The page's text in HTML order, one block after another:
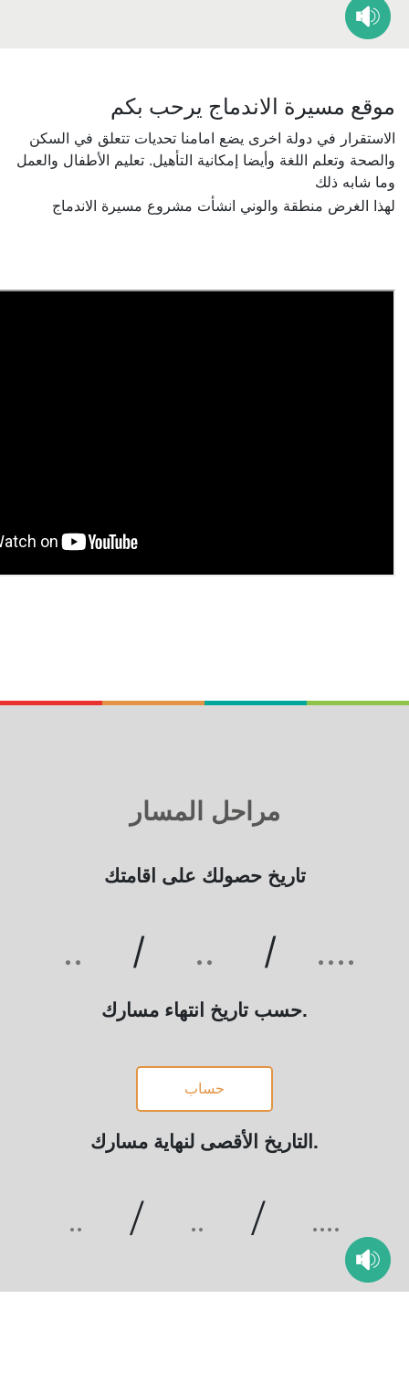
موقع مسيرة الاندماج يرحب بكم
الاستقرار في دولة اخرى يضع امامنا تحديات تتعلق في السكن
والصحة وتعلم اللغة وأيضا إمكانية التأهيل. تعليم الأطفال والعمل
وما شابه ذلك
لهذا الغرض منطقة والوني انشأت مشروع مسيرة الاندماج
مراحل المسار
تاريخ حصولك على اقامتك
/ /
حسب تاريخ انتهاء مسارك.
حساب
التاريخ الأقصى لنهاية مسارك.
.. / .. / ....